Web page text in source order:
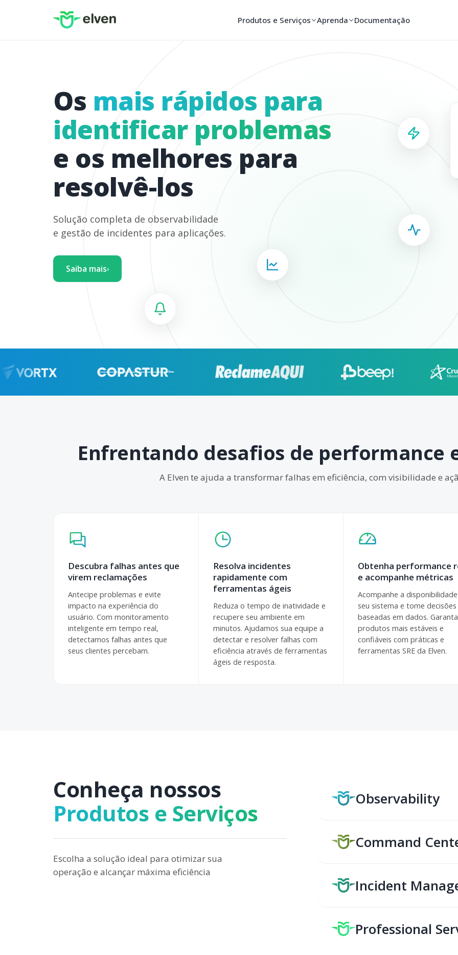
Produtos e Serviços Aprenda Documentação
Os mais rápidos para
identificar problemas
e os melhores para
resolvê-los
Solução completa de observabilidade
e gestão de incidentes para aplicações.
Saiba mais›
Enfrentando desafios de performance
A Elven te ajuda a transformar falhas em eficiência, com visibilidade e
Descubra falhas antes que
virem reclamações
Antecipe problemas e evite
impacto na experiência do
usuário. Com monitoramento
inteligente em tempo real,
detectamos falhas antes que
seus clientes percebam.
Resolva incidentes
rapidamente com
ferramentas ágeis
Reduza o tempo de inatividade e
recupere seu ambiente em
minutos. Ajudamos sua equipe a
detectar e resolver falhas com
eficiência através de ferramentas
ágeis de resposta.
Obtenha performance
e acompanhe métricas
Acompanhe a
seu sistema e tome decisões
baseadas em dados. Garanta
produtos mais estáveis e
confiáveis com práticas e
ferramentas SRE da Elven.
Conheça nossos
Produtos e Serviços
Escolha a solução ideal para otimizar sua
operação e alcançar máxima eficiência
Observability
Command
Incident
Professional